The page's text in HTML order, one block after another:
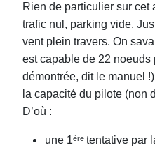
Rien de particulier sur cet
trafic nul, parking vide.
vent plein travers. On
est capable de 22 noeuds
démontrée, dit le manuel
la capacité du pilote (non
D’où :
une 1ère tentative par